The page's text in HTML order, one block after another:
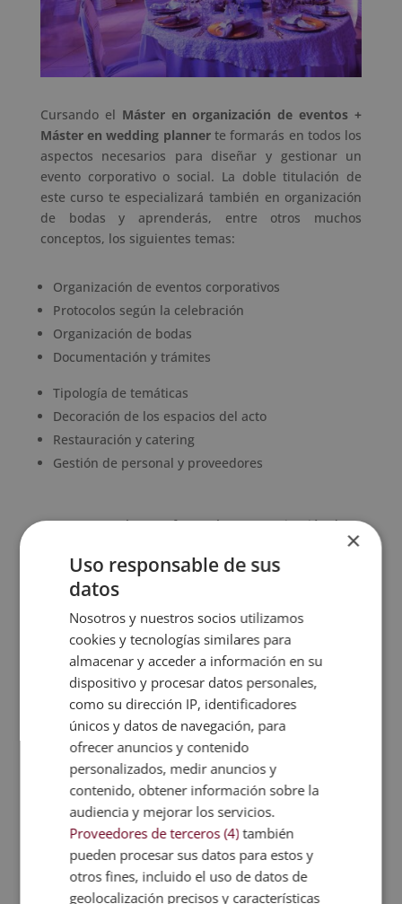
Cursando el Máster en organización de eventos +
Máster en wedding plannerte formarás en todos los
aspectos necesarios para diseñar y gestionar un
evento corporativo o social. La doble titulación de
este curso te especializará también en organización
de bodas y aprenderás, entre otros muchos
conceptos, los siguientes temas:
Organización de eventos corporativos
Protocolos según la celebración
Organización de bodas
Documentación y trámites
Tipología de temáticas
Decoración de los espacios del acto
Restauración y catering
Gestión de personal y proveedores
Con este Máster te formarás en organización de
¡Estudiar el Curso de Wedding
Planner ahora!
Formarse en wedding
planner curso es posible con
esta doble titulación que
puedes estudiar online
La gestión de eventos es un sector que ha
×
Uso responsable de sus
datos
Nosotros y nuestros socios utilizamos
cookies y tecnologías similares para
almacenar y acceder a información en su
dispositivo y procesar datos personales,
como su dirección IP, identificadores
únicos y datos de navegación, para
ofrecer anuncios y contenido
personalizados, medir anuncios y
contenido, obtener información sobre la
audiencia y mejorar los servicios.
Proveedores de terceros (4) también
pueden procesar sus datos para estos y
otros fines, incluido el uso de datos de
geolocalización precisos y características